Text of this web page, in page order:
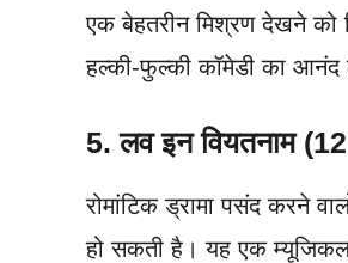
एक बेहतरीन मिश्रण देखने को
हल्की-फुल्की कॉमेडी का आनंद
5. लव इन वियतनाम
रोमांटिक ड्रामा पसंद करने
हो सकती है। यह एक